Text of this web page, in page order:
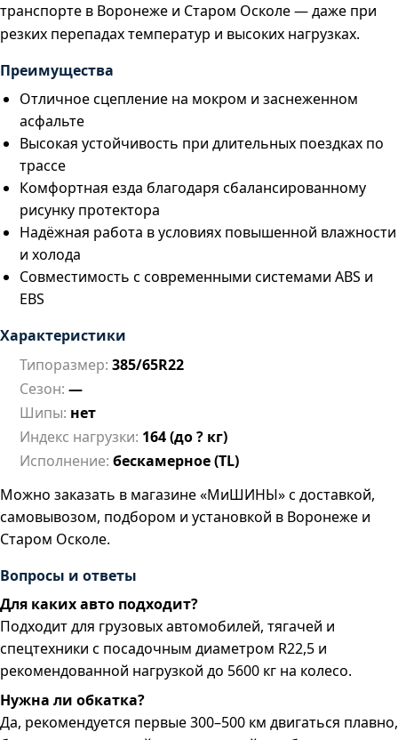
транспорте в Воронеже и Старом Осколе — даже при
резких перепадах температур и высоких нагрузках.
Преимущества
Отличное сцепление на мокром и заснеженном
асфальте
Высокая устойчивость при длительных поездках по
трассе
Комфортная езда благодаря сбалансированному
рисунку протектора
Надёжная работа в условиях повышенной влажности
и холода
Совместимость с современными системами ABS и
EBS
Характеристики
Типоразмер: 385/65R22
Сезон: —
Шипы: нет
Индекс нагрузки: 164 (до ? кг)
Исполнение: бескамерное (TL)
Можно заказать в магазине «МиШИНЫ» с доставкой,
самовывозом, подбором и установкой в Воронеже и
Старом Осколе.
Вопросы и ответы
Для каких авто подходит?
Подходит для грузовых автомобилей, тягачей и
спецтехники с посадочным диаметром R22,5 и
рекомендованной нагрузкой до 5600 кг на колесо.
Нужна ли обкатка?
Да, рекомендуется первые 300–500 км двигаться плавно,